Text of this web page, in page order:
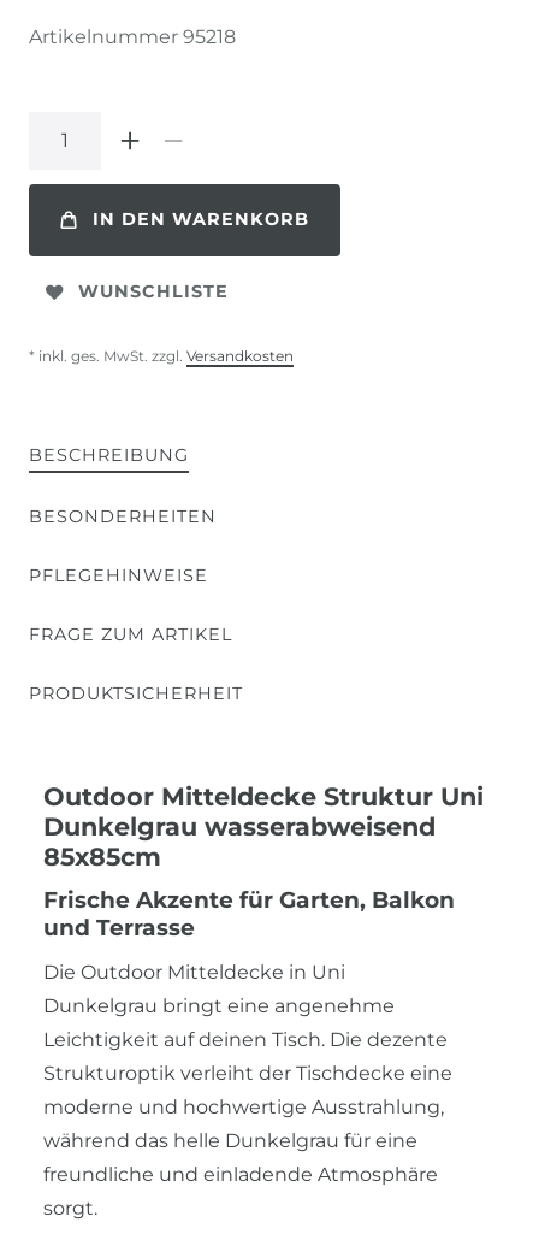
Artikelnummer 95218
IN DEN WARENKORB
WUNSCHLISTE
* inkl. ges. MwSt. zzgl. Versandkosten
BESCHREIBUNG
BESONDERHEITEN
PFLEGEHINWEISE
FRAGE ZUM ARTIKEL
PRODUKTSICHERHEIT
Outdoor Mitteldecke Struktur Uni
Dunkelgrau wasserabweisend
85x85cm
Frische Akzente für Garten, Balkon
und Terrasse
Die Outdoor Mitteldecke in Uni
Dunkelgrau bringt eine angenehme
Leichtigkeit auf deinen Tisch. Die dezente
Strukturoptik verleiht der Tischdecke eine
moderne und hochwertige Ausstrahlung,
während das helle Dunkelgrau für eine
freundliche und einladende Atmosphäre
sorgt.